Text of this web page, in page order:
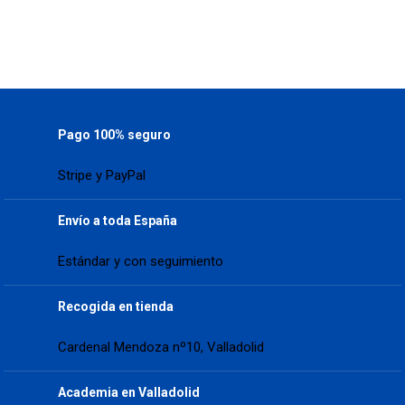
Pago 100% seguro
Stripe y PayPal
Envío a toda España
Estándar y con seguimiento
Recogida en tienda
Cardenal Mendoza nº10, Valladolid
Academia en Valladolid